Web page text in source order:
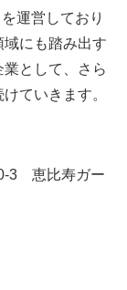
運営しており
にも踏み出す
として、さら
ていきます。
3 恵比寿ガー